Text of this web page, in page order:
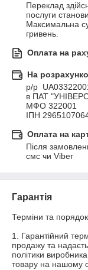
Переклад
послуги
Максимальна
гривень.
Оплата на
На
р/р
в ПАТ
МФО 322001
ІПН
Оплата на
Після
смс чи Viber
Гарантія
Терміни та
1. Гарантійний
продажу та
політики
товару на нашому